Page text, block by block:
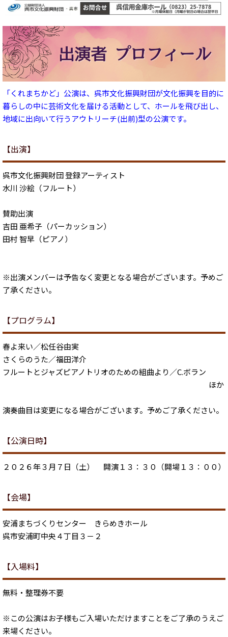
「くれまちかど」公演は、呉市文化振興財団が文化振興を目的に
暮らしの中に芸術文化を届ける活動として、ホールを飛び出し、
地域に出向いて行うアウトリーチ(出前)型の公演です。
【出演】
呉市文化振興財団 登録アーティスト
水川 沙絵（フルート）
賛助出演
吉田 亜希子（パーカッション）
田村 智早（ピアノ）
※出演メンバーは予告なく変更となる場合がございます。予めご
了承ください。
【プログラム】
春よ来い／松任谷由実
さくらのうた／福田洋介
フルートとジャズピアノトリオのための組曲より／C.ボラン
ほか
演奏曲目は変更になる場合がございます。予めご了承ください。
【公演日時】
２０２６年３月７日（土） 開演１３：３０（開場１３：００）
【会場】
安浦まちづくりセンター きらめきホール
呉市安浦町中央４丁目３－２
【入場料】
無料・整理券不要
※この公演はお子様もご入場いただけますことをご了承のうえご
来場ください。